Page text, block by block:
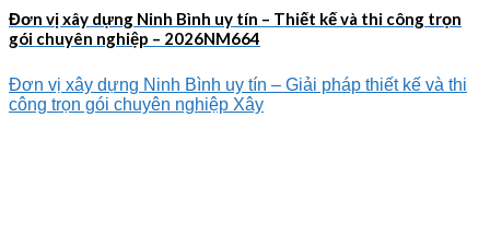
Đơn vị xây dựng Ninh Bình uy tín – Thiết kế và thi công trọn
gói chuyên nghiệp – 2026NM664
Đơn vị xây dựng Ninh Bình uy tín – Giải pháp thiết kế và thi
công trọn gói chuyên nghiệp Xây